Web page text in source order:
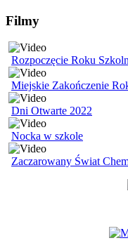
Filmy
Rozpoczęcie Roku
Miejskie Zakończenie
Dni Otwarte 2022
Nocka w szkole
Zaczarowany Świat